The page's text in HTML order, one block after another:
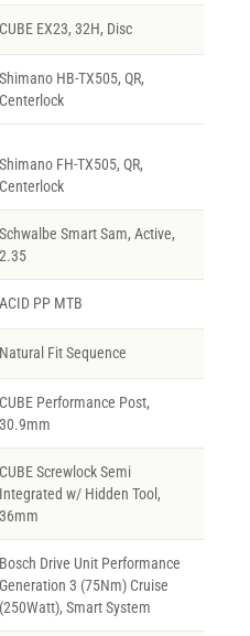
CUBE EX23, 32H, Disc
Shimano HB-TX505, QR,
Centerlock
Shimano FH-TX505, QR,
Centerlock
Schwalbe Smart Sam, Active,
2.35
ACID PP MTB
Natural Fit Sequence
CUBE Performance Post,
30.9mm
CUBE Screwlock Semi
Integrated w/ Hidden Tool,
36mm
Bosch Drive Unit Performance
Generation 3 (75Nm) Cruise
(250Watt), Smart System